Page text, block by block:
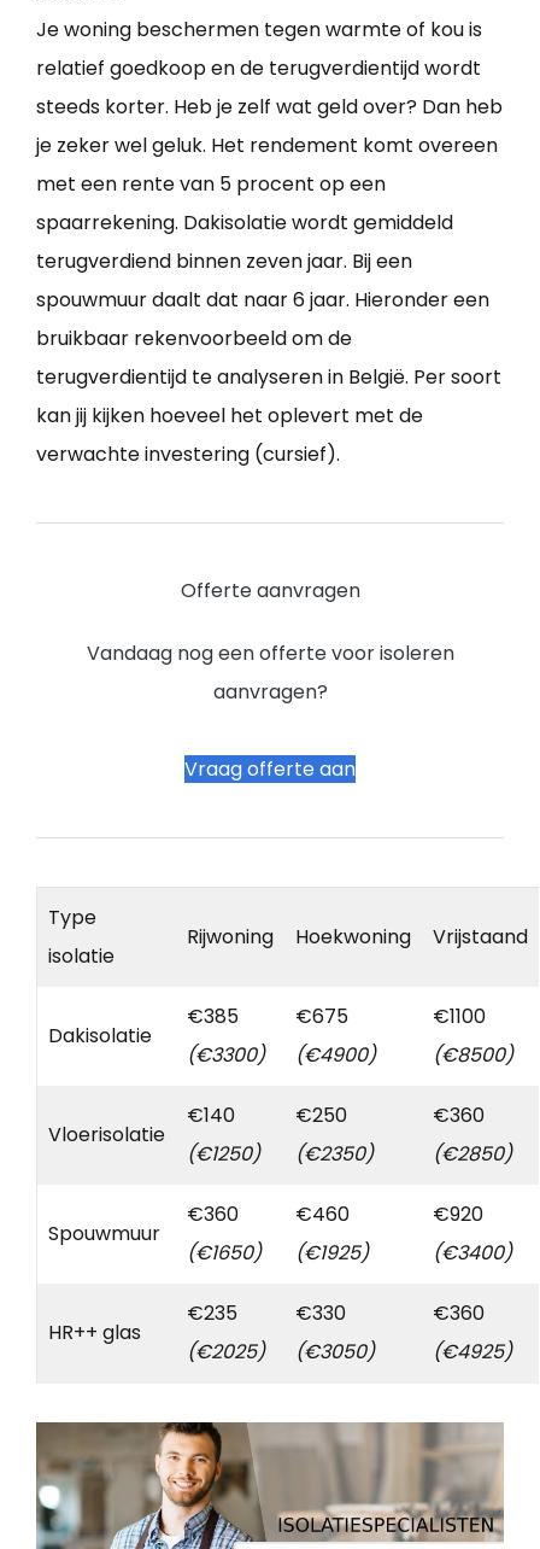
Je woning beschermen tegen warmte of kou is
relatief goedkoop en de terugverdientijd wordt
steeds korter. Heb je zelf wat geld over? Dan heb
je zeker wel geluk. Het rendement komt overeen
met een rente van 5 procent op een
spaarrekening. Dakisolatie wordt gemiddeld
terugverdiend binnen zeven jaar. Bij een
spouwmuur daalt dat naar 6 jaar. Hieronder een
bruikbaar rekenvoorbeeld om de
terugverdientijd te analyseren in België. Per soort
kan jij kijken hoeveel het oplevert met de
verwachte investering (cursief).
Offerte aanvragen
Vandaag nog een offerte voor isoleren
aanvragen?
Vraag offerte aan
Type
isolatie
Rijwoning Hoekwoning Vrijstaand
Dakisolatie
€385
(€3300)
€675
(€4900)
€1100
(€8500)
Vloerisolatie
€140
(€1250)
€250
(€2350)
€360
(€2850)
Spouwmuur
€360
(€1650)
€460
(€1925)
€920
(€3400)
HR++ glas
€235
(€2025)
€330
(€3050)
€360
(€4925)